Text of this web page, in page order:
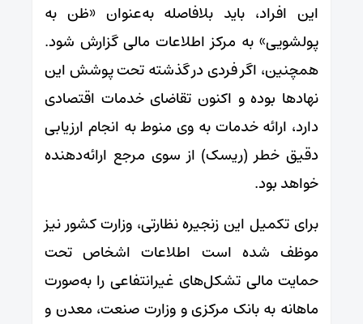
این افراد، باید بلافاصله به‌عنوان «ظن به
پولشویی» به مرکز اطلاعات مالی گزارش شود.
همچنین، اگر فردی در گذشته تحت پوشش این
نهادها بوده و اکنون تقاضای خدمات اقتصادی
دارد، ارائه خدمات به وی منوط به انجام ارزیابی
دقیق خطر (ریسک) از سوی مرجع ارائه‌دهنده
خواهد بود.
برای تکمیل این زنجیره نظارتی، وزارت کشور نیز
موظف شده است اطلاعات اشخاص تحت
حمایت مالی تشکل‌های غیرانتفاعی را به‌صورت
ماهانه به بانک مرکزی و وزارت صنعت، معدن و